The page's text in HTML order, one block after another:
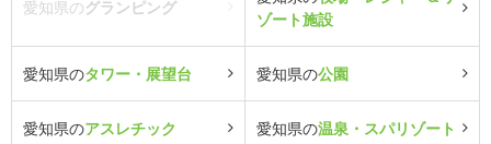
愛知県のグランピング
ゾート施設
愛知県のタワー・展望台 愛知県の公園
愛知県のアスレチック 愛知県の温泉・スパリゾート